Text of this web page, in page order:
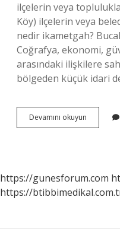
ilçelerin veya
Köy) ilçelerin veya
nedir ikametgah?
Coğrafya, ekonomi,
arasındaki ilişkilere
bölgeden küçük idari
Devamını okuyun
Bucak
https://gunesforum.com
https://